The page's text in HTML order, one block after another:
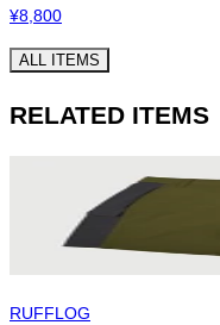
¥8,800
ALL ITEMS
RELATED ITEMS
RUFFLOG